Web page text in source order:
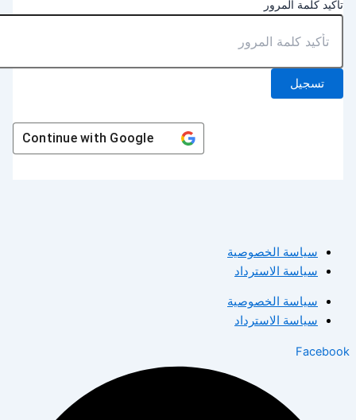
كلمة المرور
تسجيل
Continue withGoogle
سياسة الخصوصية
سياسة الاسترداد
سياسة الخصوصية
سياسة الاسترداد